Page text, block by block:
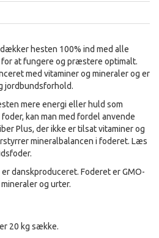
hesten 100% ind med alle
at fungere og præstere optimalt.
med vitaminer og mineraler og er
jordbundsforhold.
mere energi eller huld som
kan man med fordel anvende
Plus, der ikke er tilsat vitaminer og
mineralbalancen i foderet. Læs
danskproduceret. Foderet er GMO-
og urter.
20 kg sække.